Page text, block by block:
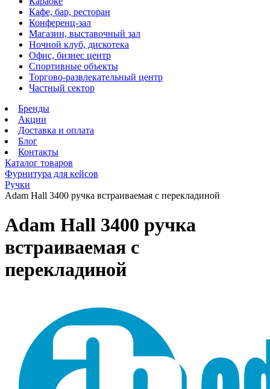
Кафе, бар, ресторан
Конференц-зал
Магазин, выставочный зал
Ночной клуб, дискотека
Офис, бизнес центр
Спортивные объекты
Торгово-развлекательный центр
Частный сектор
Бренды
Акции
Доставка и оплата
Блог
Контакты
Каталог товаров
Фурнитура для кейсов
Ручки
Adam Hall 3400 ручка встраиваемая с перекладиной
Adam Hall 3400 ручка
встраиваемая с
перекладиной